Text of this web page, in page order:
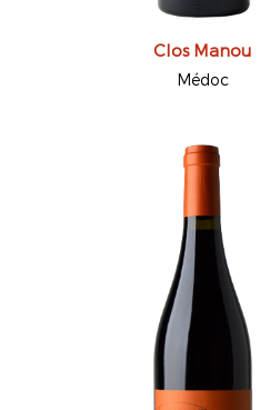
Clos Manou
Médoc